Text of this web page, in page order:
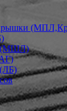
(МШЛ)
(ЛБ)